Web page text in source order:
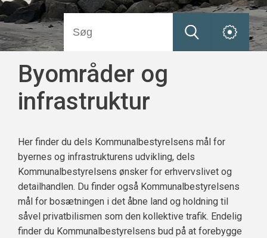
Byområder og
infrastruktur
Her finder du dels Kommunalbestyrelsens mål for
byernes og infrastrukturens udvikling, dels
Kommunalbestyrelsens ønsker for erhvervslivet og
detailhandlen. Du finder også Kommunalbestyrelsens
mål for bosætningen i det åbne land og holdning til
såvel privatbilismen som den kollektive trafik. Endelig
finder du Kommunalbestyrelsens bud på at forebygge